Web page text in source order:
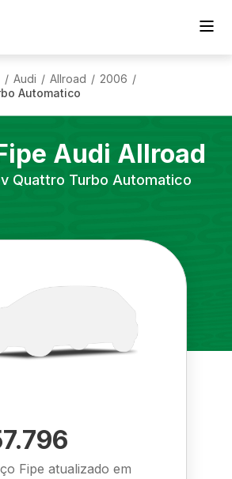
/ Audi / Allroad / 2006 /
Automatico
Audi Allroad
Quattro Turbo Automatico
Fipe atualizado em